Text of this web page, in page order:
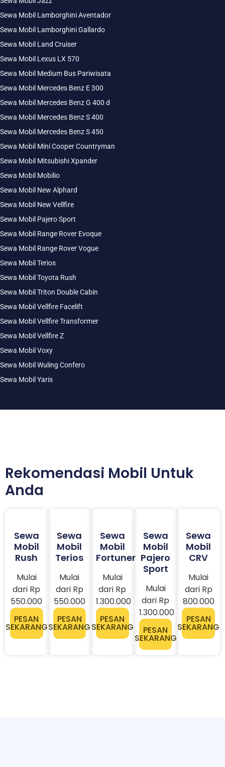
Sewa Mobil Lamborghini Aventador
Sewa Mobil Lamborghini Gallardo
Sewa Mobil Land Cruiser
Sewa Mobil Lexus LX 570
Sewa Mobil Medium Bus Pariwisata
Sewa Mobil Mercedes Benz E 300
Sewa Mobil Mercedes Benz G 400 d
Sewa Mobil Mercedes Benz S 400
Sewa Mobil Mercedes Benz S 450
Sewa Mobil Mini Cooper Countryman
Sewa Mobil Mitsubishi Xpander
Sewa Mobil Mobilio
Sewa Mobil New Alphard
Sewa Mobil New Vellfire
Sewa Mobil Pajero Sport
Sewa Mobil Range Rover Evoque
Sewa Mobil Range Rover Vogue
Sewa Mobil Terios
Sewa Mobil Toyota Rush
Sewa Mobil Triton Double Cabin
Sewa Mobil Vellfire Facelift
Sewa Mobil Vellfire Transformer
Sewa Mobil Vellfire Z
Sewa Mobil Voxy
Sewa Mobil Wuling Confero
Sewa Mobil Yaris
Rekomendasi Mobil Untuk
Anda
Sewa
Mobil
Rush
Mulai
dari Rp
550.000
PESAN
SEKARANG
Sewa
Mobil
Terios
Mulai
dari Rp
550.000
PESAN
SEKARANG
Sewa
Mobil
Fortuner
Mulai
dari Rp
1.300.000
PESAN
SEKARANG
Sewa
Mobil
Pajero
Sport
Mulai
dari Rp
1.300.000
PESAN
SEKARANG
Sewa
Mobil
CRV
Mulai
dari Rp
800.000
PESAN
SEKARANG